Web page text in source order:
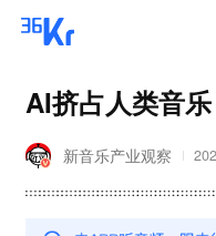
AI挤占人类音
新音乐产业观察